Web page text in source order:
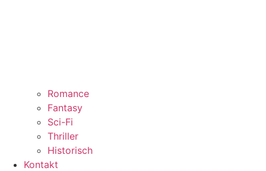
Romance
Fantasy
Sci-Fi
Thriller
Historisch
Kontakt